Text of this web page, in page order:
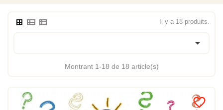
Il y a 18 produits.

Montrant 1-18 de 18 article(s)
favorite_border